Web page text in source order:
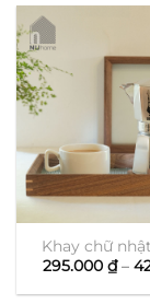
Khay chữ
295.000 ₫ –